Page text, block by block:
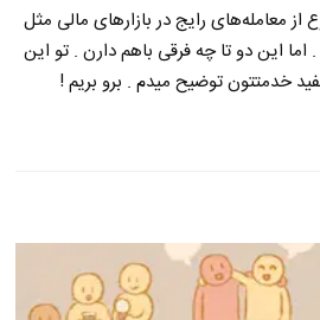
از معامله‌های رایج در بازارهای مالی مثل
این دو تا چه فرقی باهم دارن . تو این
خدمتتون توضیح میدم . برو بریم !